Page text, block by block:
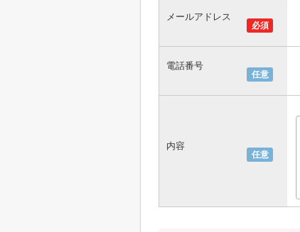
必須
メールアドレス
任意
電話番号
任意
内容